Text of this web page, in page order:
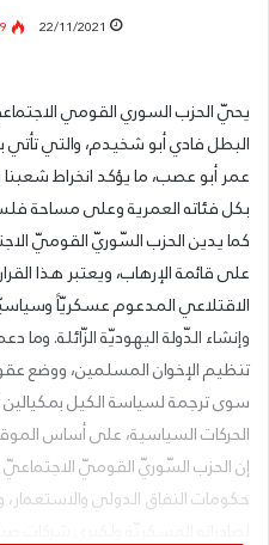
22/11/2021
يحيّ الحزب السوري القومي
البطل فادي أبو شخيدم، والتي
عمر أبو عصب، ما يؤكد انخراط
بكل فئاته العمرية وعلى مساحة
كما يدين الحزب السّوريّ القوميّ
على قائمة الإرهاب، ويعتبر هذا
الاقتلاعي المدعوم عسكريّاً
وإنشاء الدّولة اليهوديّة الزّائلة.
تنظيم الإخوان المسلمين، ووضع
سوى ترجمة لسياسة الكيل
الحركات السياسية، على أساس
إن الحزب السّوريّ القوميّ
حكومات النفاق الدولي